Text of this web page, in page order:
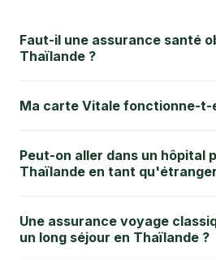
Faut-il une assurance santé
Thaïlande ?
Ma carte Vitale fonctionne-t-
Peut-on aller dans un hôpital
Thaïlande en tant
Une assurance voyage
un long séjour en Thaïlande ?